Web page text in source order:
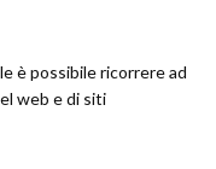
è possibile ricorrere ad
web e di siti